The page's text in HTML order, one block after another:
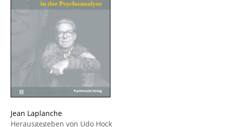
Jean Laplanche
Herausgegeben von Udo Hock